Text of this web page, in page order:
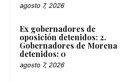
agosto 7, 2026
Ex gobernadores de
oposición detenidos: 2.
Gobernadores de Morena
detenidos: 0
agosto 7, 2026